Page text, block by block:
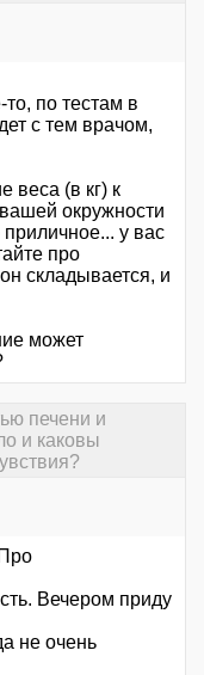
по тестам в
с тем врачом,
веса (в кг) к
окружности
у вас
про
складывается, и
может
печени и
и каковы
Вечером приду
не очень